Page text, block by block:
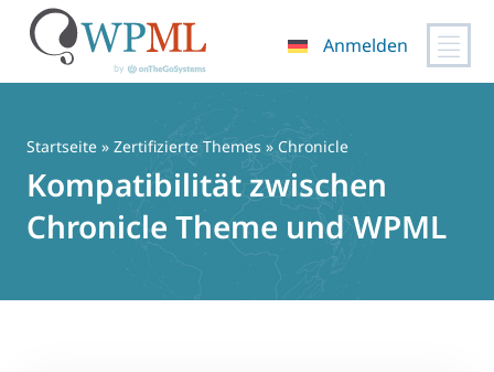
springen
Anmelden
Startseite » Zertifizierte Themes » Chronicle
Kompatibilität zwischen
Chronicle Theme und WPML